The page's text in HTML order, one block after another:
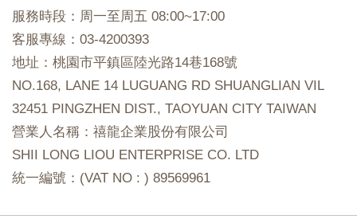
服務時段：周一至周五 08:00~17:00
客服專線：03-4200393
地址：桃園市平鎮區陸光路14巷168號
NO.168, LANE 14 LUGUANG RD SHUANGLIAN VIL
32451 PINGZHEN DIST., TAOYUAN CITY TAIWAN
營業人名稱：禧龍企業股份有限公司
SHII LONG LIOU ENTERPRISE CO. LTD
統一編號：(VAT NO : ) 89569961